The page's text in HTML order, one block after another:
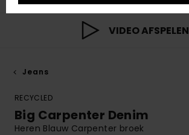
VIDEO AFSPELEN
Jeans
RECYCLED
Big Carpenter Denim
Heren Blauw Carpenter broek